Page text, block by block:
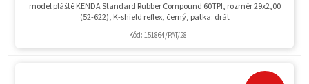
model pláště KENDA Standard Rubber Compound 60TPI, rozměr 29x2,00
(52-622), K-shield reflex, černý, patka: drát
Kód: 151864/PAT/28